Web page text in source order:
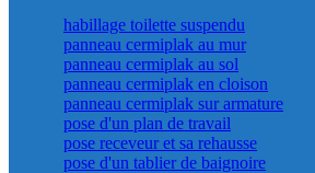
habillage toilette suspendu
panneau cermiplak au mur
panneau cermiplak au sol
panneau cermiplak en cloison
panneau cermiplak sur armature
pose d'un plan de travail
pose receveur et sa rehausse
pose d'un tablier de baignoire